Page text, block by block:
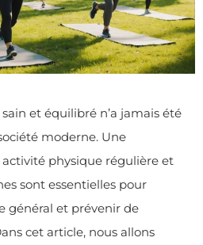
et équilibré n’a jamais été
moderne. Une
physique régulière et
sont essentielles pour
général et prévenir de
cet article, nous allons